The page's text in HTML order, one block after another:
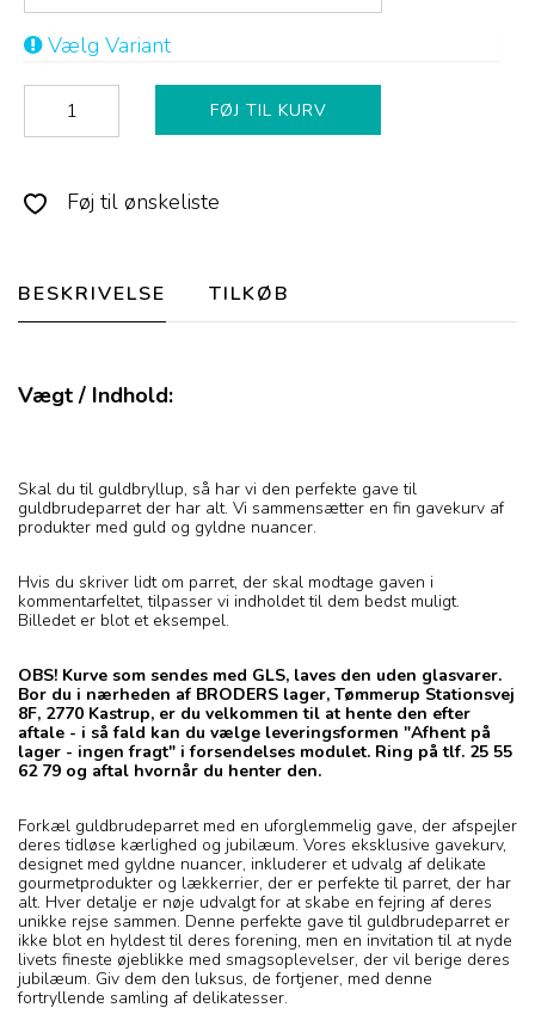
Vælg Variant
FØJ TIL KURV
Føj til ønskeliste
BESKRIVELSE TILKØB
Vægt / Indhold:
Skal du til guldbryllup, så har vi den perfekte gave til
guldbrudeparret der har alt. Vi sammensætter en fin gavekurv af
produkter med guld og gyldne nuancer.
Hvis du skriver lidt om parret, der skal modtage gaven i
kommentarfeltet, tilpasser vi indholdet til dem bedst muligt.
Billedet er blot et eksempel.
OBS! Kurve som sendes med GLS, laves den uden glasvarer.
Bor du i nærheden af BRODERS lager, Tømmerup Stationsvej
8F, 2770 Kastrup, er du velkommen til at hente den efter
aftale - i så fald kan du vælge leveringsformen "Afhent på
lager - ingen fragt" i forsendelses modulet. Ring på tlf. 25 55
62 79 og aftal hvornår du henter den.
Forkæl guldbrudeparret med en uforglemmelig gave, der afspejler
deres tidløse kærlighed og jubilæum. Vores eksklusive gavekurv,
designet med gyldne nuancer, inkluderer et udvalg af delikate
gourmetprodukter og lækkerrier, der er perfekte til parret, der har
alt. Hver detalje er nøje udvalgt for at skabe en fejring af deres
unikke rejse sammen. Denne perfekte gave til guldbrudeparret er
ikke blot en hyldest til deres forening, men en invitation til at nyde
livets fineste øjeblikke med smagsoplevelser, der vil berige deres
jubilæum. Giv dem den luksus, de fortjener, med denne
fortryllende samling af delikatesser.